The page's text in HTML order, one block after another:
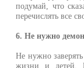
подумай, что
перечислять все
6. Не нужно
Не нужно
жизни и детей.